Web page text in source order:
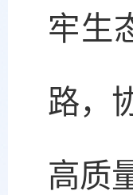
牢生
路，
高质